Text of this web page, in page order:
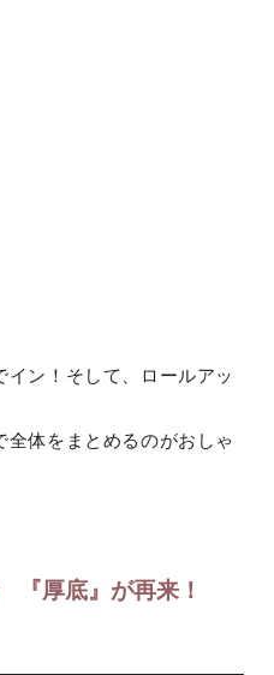
ン！そして、ロールアッ
全体をまとめるのがおしゃ
『厚底』が再来！